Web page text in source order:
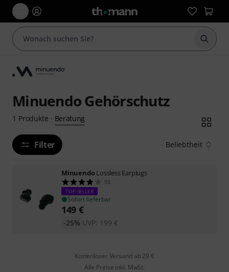
Suche
Minuendo Gehörschutz
1 Produkte · Beratung
Filter Beliebtheit
MinuendoLossless Earplugs
93
TOP-SELLER
Sofort lieferbar
149 €
UVP: 199 €
-25%
Kostenloser Versand ab 29 €
Alle Preise inkl. MwSt.